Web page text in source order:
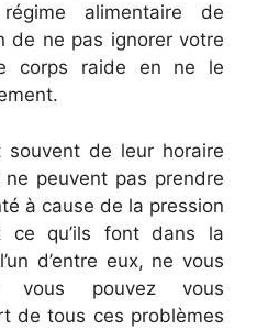
alimentaire de
de ne pas ignorer votre
corps raide en ne le
souvent de leur horaire
peuvent pas prendre
à cause de la pression
qu’ils font dans la
d’entre eux, ne vous
vous pouvez vous
de tous ces problèmes